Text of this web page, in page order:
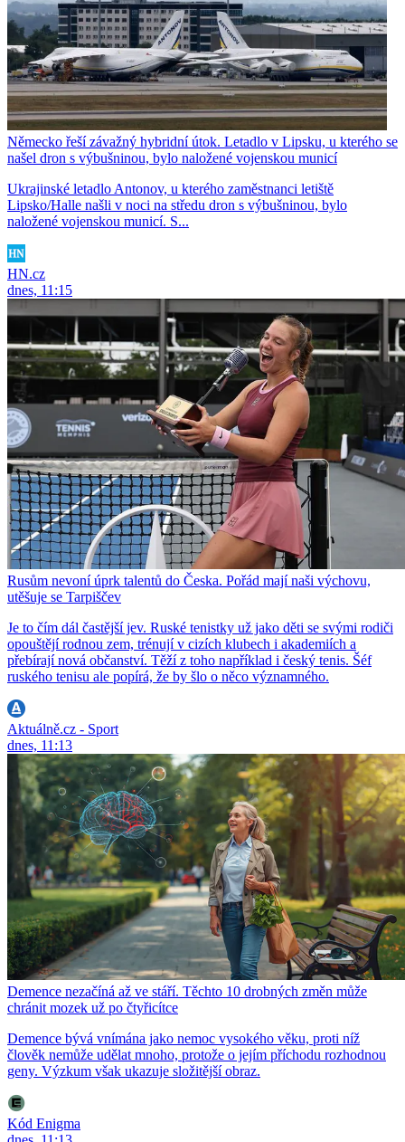
Německo řeší závažný hybridní útok. Letadlo v Lipsku, u kterého se
našel dron s výbušninou, bylo naložené vojenskou municí
Ukrajinské letadlo Antonov, u kterého zaměstnanci letiště
Lipsko/Halle našli v noci na středu dron s výbušninou, bylo
naložené vojenskou municí. S...
HN.cz
dnes, 11:15
Rusům nevoní úprk talentů do Česka. Pořád mají naši výchovu,
utěšuje se Tarpiščev
Je to čím dál častější jev. Ruské tenistky už jako děti se svými rodiči
opouštějí rodnou zem, trénují v cizích klubech i akademiích a
přebírají nová občanství. Těží z toho například i český tenis. Šéf
ruského tenisu ale popírá, že by šlo o něco významného.
Aktuálně.cz - Sport
dnes, 11:13
Demence nezačíná až ve stáří. Těchto 10 drobných změn může
chránit mozek už po čtyřicítce
Demence bývá vnímána jako nemoc vysokého věku, proti níž
člověk nemůže udělat mnoho, protože o jejím příchodu rozhodnou
geny. Výzkum však ukazuje složitější obraz.
Kód Enigma